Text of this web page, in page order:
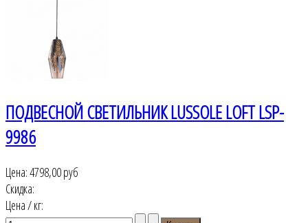
ПОДВЕСНОЙ СВЕТИЛЬНИК LUSSOLE LOFT LSP-
9986
Цена:4798,00 руб
Скидка:
Цена / кг: